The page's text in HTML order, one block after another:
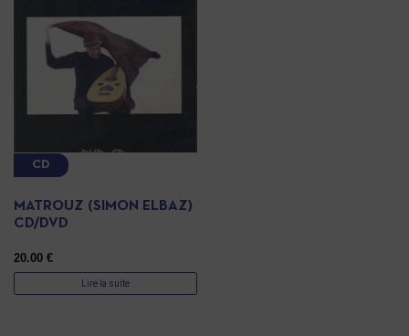
CD
MATROUZ (SIMON ELBAZ)
CD/DVD
20.00 €
Lire la suite